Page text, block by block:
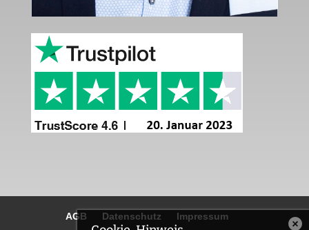
AGB Datenschutz Impressum